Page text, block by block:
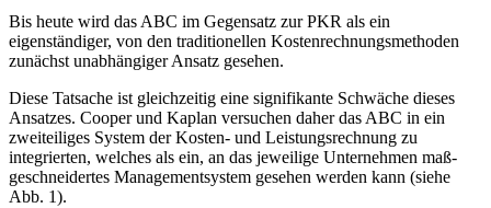
Bis heute wird das ABC im Gegensatz zur PKR als ein
eigenständiger, von den traditionellen Kostenrechnungsmethoden
zunächst unabhängiger Ansatz gesehen.
Diese Tatsache ist gleichzeitig eine signifikante Schwäche dieses
Ansatzes. Cooper und Kaplan versuchen daher das ABC in ein
zweiteiliges System der Kosten- und Leistungs­rechnung zu
integrierten, welches als ein, an das jeweilige Unternehmen maß­
geschneidertes Managementsystem gesehen werden kann (siehe
Abb. 1).